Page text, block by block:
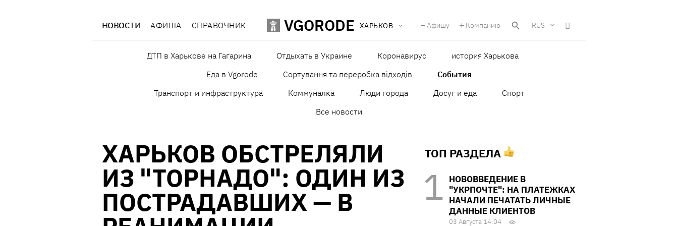
НОВОСТИ АФИША СПРАВОЧНИК VGORODE ХАРЬКОВ Афишу Компанию RUS
ДТП в Харькове на Гагарина Отдыхать в Украине Коронавирус
история Харькова
Еда в Vgorode
Сортування та переробка відходів
События
Транспорт и инфраструктура
Коммуналка Люди города Досуг и еда
Спорт
Все новости
ХАРЬКОВ ОБСТРЕЛЯЛИ
ИЗ "ТОРНАДО": ОДИН ИЗ
ПОСТРАДАВШИХ — В
ТОП РАЗДЕЛА
НОВОВВЕДЕНИЕ В
"УКРПОЧТЕ": НА ПЛАТЕЖКАХ
НАЧАЛИ ПЕЧАТАТЬ ЛИЧНЫЕ
ДАННЫЕ КЛИЕНТОВ
03 Августа 14:04